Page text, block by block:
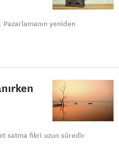
yeniden
satma fikri uzun süredir